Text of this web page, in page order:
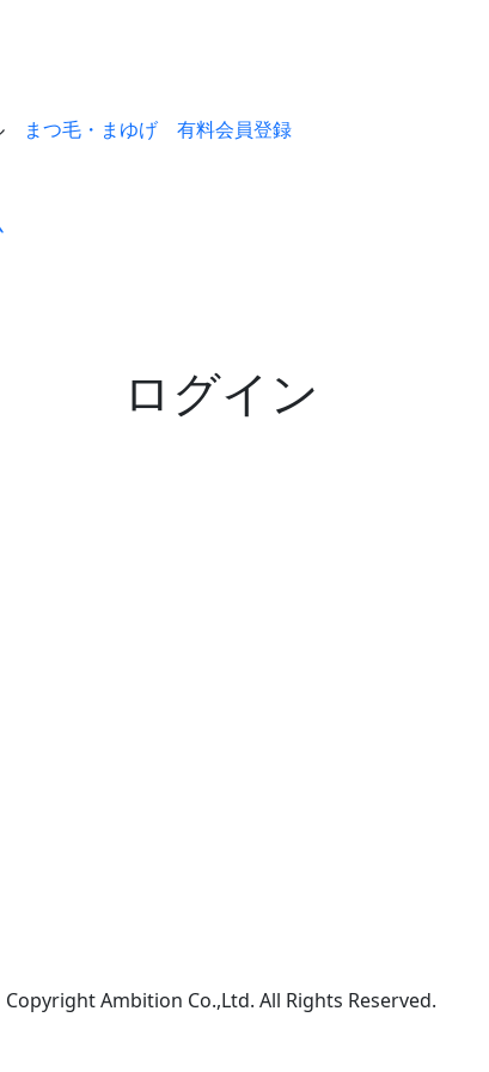
まつ毛・まゆげ 有料会員登録
ログイン
Copyright Ambition Co.,Ltd. All Rights Reserved.